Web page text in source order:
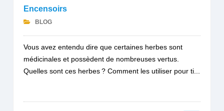
Encensoirs
BLOG
Vous avez entendu dire que certaines herbes sont
médicinales et possèdent de nombreuses vertus.
Quelles sont ces herbes ? Comment les utiliser pour ti...